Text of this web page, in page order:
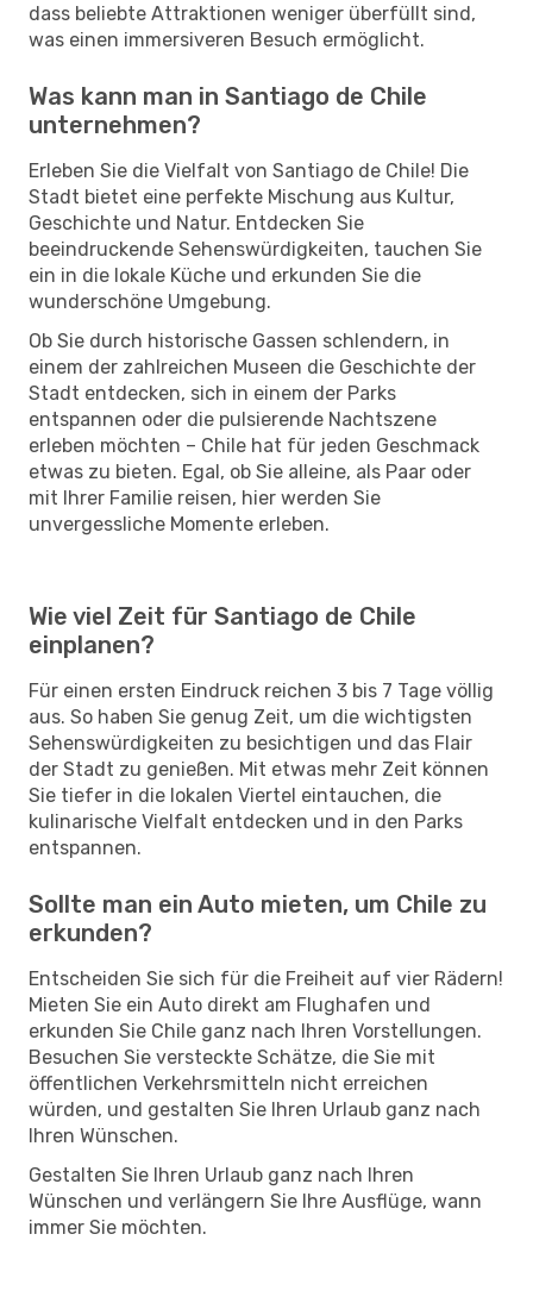
dass beliebte Attraktionen weniger überfüllt sind,
was einen immersiveren Besuch ermöglicht.
Was kann man in Santiago de Chile
unternehmen?
Erleben Sie die Vielfalt von Santiago de Chile! Die
Stadt bietet eine perfekte Mischung aus Kultur,
Geschichte und Natur. Entdecken Sie
beeindruckende Sehenswürdigkeiten, tauchen Sie
ein in die lokale Küche und erkunden Sie die
wunderschöne Umgebung.
Ob Sie durch historische Gassen schlendern, in
einem der zahlreichen Museen die Geschichte der
Stadt entdecken, sich in einem der Parks
entspannen oder die pulsierende Nachtszene
erleben möchten – Chile hat für jeden Geschmack
etwas zu bieten. Egal, ob Sie alleine, als Paar oder
mit Ihrer Familie reisen, hier werden Sie
unvergessliche Momente erleben.
Wie viel Zeit für Santiago de Chile
einplanen?
Für einen ersten Eindruck reichen 3 bis 7 Tage völlig
aus. So haben Sie genug Zeit, um die wichtigsten
Sehenswürdigkeiten zu besichtigen und das Flair
der Stadt zu genießen. Mit etwas mehr Zeit können
Sie tiefer in die lokalen Viertel eintauchen, die
kulinarische Vielfalt entdecken und in den Parks
entspannen.
Sollte man ein Auto mieten, um Chile zu
erkunden?
Entscheiden Sie sich für die Freiheit auf vier Rädern!
Mieten Sie ein Auto direkt am Flughafen und
erkunden Sie Chile ganz nach Ihren Vorstellungen.
Besuchen Sie versteckte Schätze, die Sie mit
öffentlichen Verkehrsmitteln nicht erreichen
würden, und gestalten Sie Ihren Urlaub ganz nach
Ihren Wünschen.
Gestalten Sie Ihren Urlaub ganz nach Ihren
Wünschen und verlängern Sie Ihre Ausflüge, wann
immer Sie möchten.